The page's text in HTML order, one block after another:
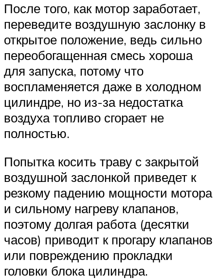
После того, как мотор заработает,
переведите воздушную заслонку в
открытое положение, ведь сильно
переобогащенная смесь хороша
для запуска, потому что
воспламеняется даже в холодном
цилиндре, но из-за недостатка
воздуха топливо сгорает не
полностью.
Попытка косить траву с закрытой
воздушной заслонкой приведет к
резкому падению мощности мотора
и сильному нагреву клапанов,
поэтому долгая работа (десятки
часов) приводит к прогару клапанов
или повреждению прокладки
головки блока цилиндра.